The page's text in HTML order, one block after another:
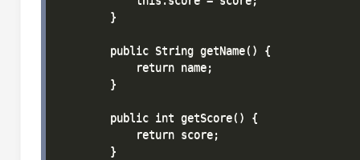
        }
        public String getName() {
            return name;
        }
        public int getScore() {
            return score;
        }